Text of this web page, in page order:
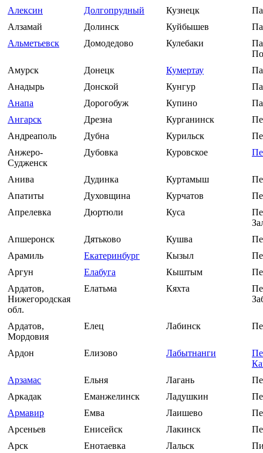
Алексин
Долгопрудный Кузнецк
Алзамай
Долинск Куйбышев
Альметьевск
Домодедово Кулебаки
Амурск
Донецк Кумертау
Анадырь
Донской Кунгур
Анапа
Дорогобуж Купино
Ангарск
Дрезна Курганинск
Андреаполь
Дубна Курильск
Анжеро-
Судженск
Дубовка Куровское
Анива Дудинка Куртамыш
Апатиты
Духовщина Курчатов
Апрелевка
Дюртюли Куса
Апшеронск
Дятьково Кушва
Арамиль
Екатеринбург Кызыл
Аргун
Елабуга Кыштым
Ардатов,
Нижегородская
обл.
Елатьма Кяхта
Ардатов,
Мордовия
Елец Лабинск
Ардон Елизово Лабытнанги
Арзамас
Ельня Лагань
Аркадак
Еманжелинск Ладушкин
Армавир
Емва Лаишево
Арсеньев
Енисейск Лакинск
Арск
Енотаевка Лальск